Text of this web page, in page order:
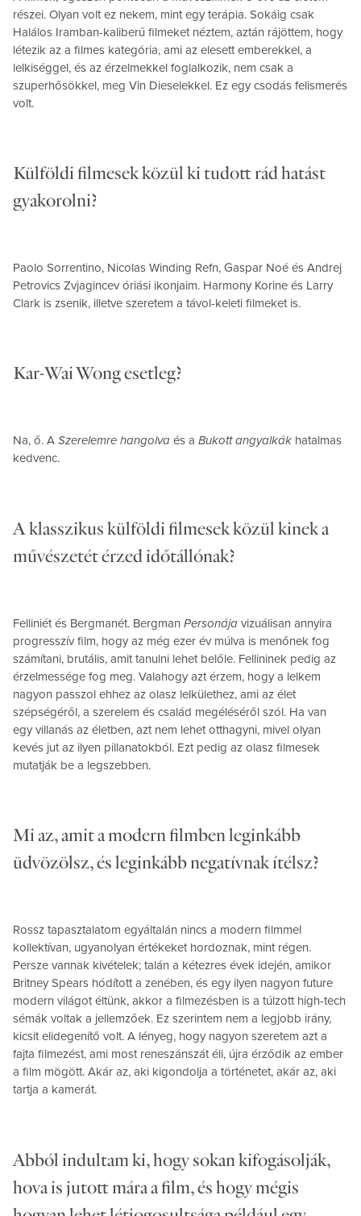
részei. Olyan volt ez nekem, mint egy terápia. Sokáig csak
Halálos Iramban-kaliberű filmeket néztem, aztán rájöttem, hogy
létezik az a filmes kategória, ami az elesett emberekkel, a
lelkiséggel, és az érzelmekkel foglalkozik, nem csak a
szuperhősökkel, meg Vin Dieselekkel. Ez egy csodás felismerés
volt.
Külföldi filmesek közül ki tudott rád hatást
gyakorolni?
Paolo Sorrentino, Nicolas Winding Refn, Gaspar Noé és Andrej
Petrovics Zvjagincev óriási ikonjaim. Harmony Korine és Larry
Clark is zsenik, illetve szeretem a távol-keleti filmeket is.
Kar-Wai Wong esetleg?
Na, ő. A Szerelemre hangolva és a Bukott angyalkák hatalmas
kedvenc.
A klasszikus külföldi filmesek közül kinek a
művészetét érzed időtállónak?
Felliniét és Bergmanét. Bergman Personája vizuálisan annyira
progresszív film, hogy az még ezer év múlva is menőnek fog
számítani, brutális, amit tanulni lehet belőle. Fellininek pedig az
érzelmessége fog meg. Valahogy azt érzem, hogy a lelkem
nagyon passzol ehhez az olasz lelkülethez, ami az élet
szépségéről, a szerelem és család megéléséről szól. Ha van
egy villanás az életben, azt nem lehet otthagyni, mivel olyan
kevés jut az ilyen pillanatokból. Ezt pedig az olasz filmesek
mutatják be a legszebben.
Mi az, amit a modern filmben leginkább
üdvözölsz, és leginkább negatívnak ítélsz?
Rossz tapasztalatom egyáltalán nincs a modern filmmel
kollektívan, ugyanolyan értékeket hordoznak, mint régen.
Persze vannak kivételek; talán a kétezres évek idején, amikor
Britney Spears hódított a zenében, és egy ilyen nagyon future
modern világot éltünk, akkor a filmezésben is a túlzott high-tech
sémák voltak a jellemzőek. Ez szerintem nem a legjobb irány,
kicsit elidegenítő volt. A lényeg, hogy nagyon szeretem azt a
fajta filmezést, ami most reneszánszát éli, újra érződik az ember
a film mögött. Akár az, aki kigondolja a történetet, akár az, aki
tartja a kamerát.
Abból indultam ki, hogy sokan kifogásolják,
hova is jutott mára a film, és hogy mégis